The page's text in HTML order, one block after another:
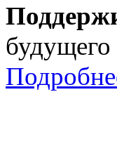
будущего